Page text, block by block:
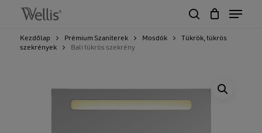
content
Menu
Cart
Kezdőlap Prémium Szaniterek Mosdók
Tükrök, tükrös
szekrények
Bali tükrös szekrény